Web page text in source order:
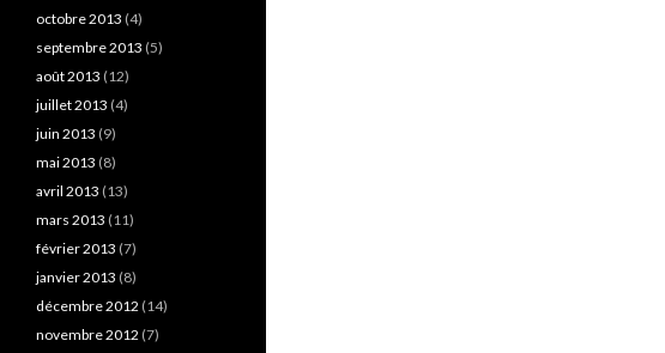
octobre 2013 (4)
septembre 2013 (5)
août 2013 (12)
juillet 2013 (4)
juin 2013 (9)
mai 2013 (8)
avril 2013 (13)
mars 2013 (11)
février 2013 (7)
janvier 2013 (8)
décembre 2012 (14)
novembre 2012 (7)